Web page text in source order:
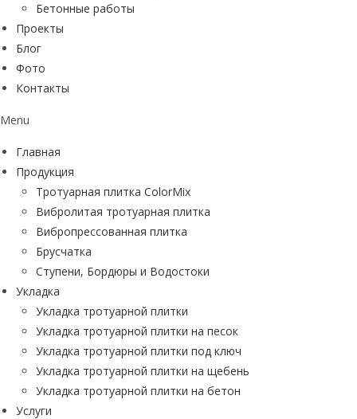
Бетонные работы
Проекты
Блог
Фото
Контакты
Menu
Главная
Продукция
Тротуарная плитка ColorMix
Вибролитая тротуарная плитка
Вибропрессованная плитка
Брусчатка
Ступени, Бордюры и Водостоки
Укладка
Укладка тротуарной плитки
Укладка тротуарной плитки на песок
Укладка тротуарной плитки под ключ
Укладка тротуарной плитки на щебень
Укладка тротуарной плитки на бетон
Услуги